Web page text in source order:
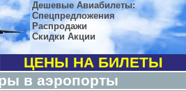
Дешевые Авиабилеты:
Спецпредложения
Распродажи
Скидки Акции
ЦЕНЫ НА БИЛЕТЫ
в аэропорты